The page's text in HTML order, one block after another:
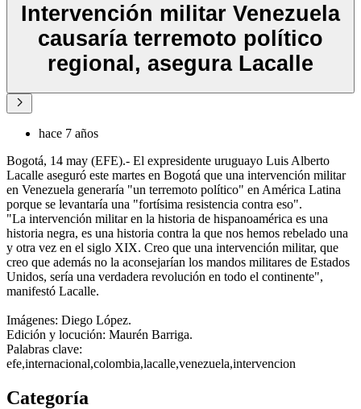
Intervención militar Venezuela
causaría terremoto político
regional, asegura Lacalle
hace 7 años
Bogotá, 14 may (EFE).- El expresidente uruguayo Luis Alberto
Lacalle aseguró este martes en Bogotá que una intervención militar
en Venezuela generaría "un terremoto político" en América Latina
porque se levantaría una "fortísima resistencia contra eso".
"La intervención militar en la historia de hispanoamérica es una
historia negra, es una historia contra la que nos hemos rebelado una
y otra vez en el siglo XIX. Creo que una intervención militar, que
creo que además no la aconsejarían los mandos militares de Estados
Unidos, sería una verdadera revolución en todo el continente",
manifestó Lacalle.
Imágenes: Diego López.
Edición y locución: Maurén Barriga.
Palabras clave:
efe,internacional,colombia,lacalle,venezuela,intervencion
Categoría